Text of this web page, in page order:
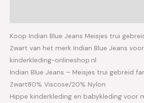
Koop Indian Blue Jeans Meisjes trui
Zwart van het merk Indian Blue Jeans
kinderkleding-onlineshop.nl
Indian Blue Jeans – Meisjes trui gebreid
Zwart80% Viscose/20% Nylon
Hippe kinderkleding en babykleding voor